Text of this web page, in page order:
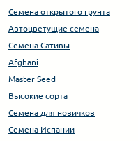
Семена открытого грунта
Автоцветущие семена
Семена Сативы
Afghani
Master Seed
Высокие сорта
Cемена для новичков
Семена Испании